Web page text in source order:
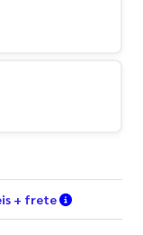
+ frete Verifique